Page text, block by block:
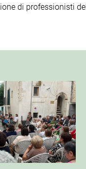
di professionisti del